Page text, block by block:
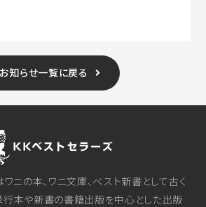
お知らせ一覧に戻る
ニの本、ワニ文庫、ベスト新書として古く
行本や新書の書籍出版を中心とした出版